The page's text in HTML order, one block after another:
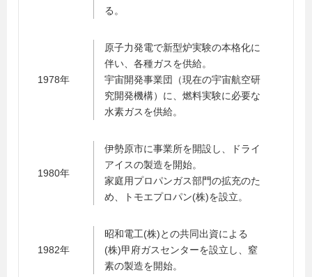
る。
1978年
原子力発電で新型炉実験の本格化に
伴い、各種ガスを供給。
宇宙開発事業団（現在の宇宙航空研
究開発機構）に、燃料実験に必要な
水素ガスを供給。
1980年
伊勢原市に事業所を開設し、ドライ
アイスの製造を開始。
家庭用プロパンガス部門の拡充のた
め、トモエプロパン(株)を設立。
1982年
昭和電工(株)との共同出資による
(株)甲府ガスセンターを設立し、窒
素の製造を開始。